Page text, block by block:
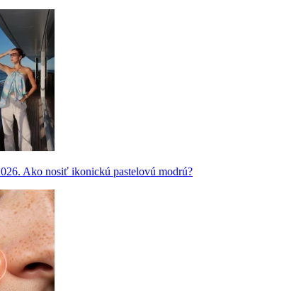
Ako nosiť ikonickú pastelovú modrú?